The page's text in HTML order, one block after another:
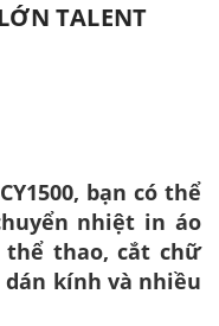
TALENT
bạn có thể
nhiệt in áo
thao, cắt chữ
dán kính và nhiều